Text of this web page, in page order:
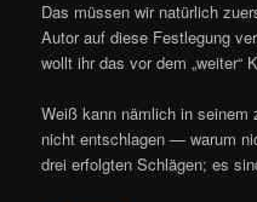
Das müssen wir natürlich
Autor auf diese Festlegung
wollt ihr das vor dem „weiter“
Weiß kann nämlich in seinem
nicht entschlagen — warum
drei erfolgten Schlägen; es